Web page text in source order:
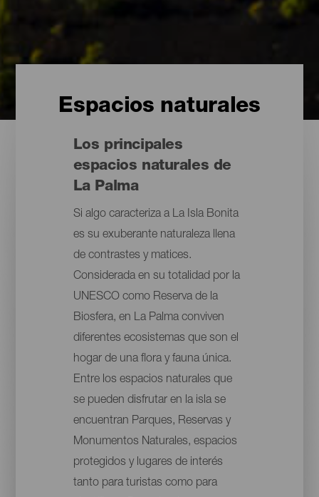
Espacios naturales
Los principales
espacios naturales de
La Palma
Si algo caracteriza a La Isla Bonita
es su exuberante naturaleza llena
de contrastes y matices.
Considerada en su totalidad por la
UNESCO como Reserva de la
Biosfera, en La Palma conviven
diferentes ecosistemas que son el
hogar de una flora y fauna única.
Entre los espacios naturales que
se pueden disfrutar en la isla se
encuentran Parques, Reservas y
Monumentos Naturales, espacios
protegidos y lugares de interés
tanto para turistas como para